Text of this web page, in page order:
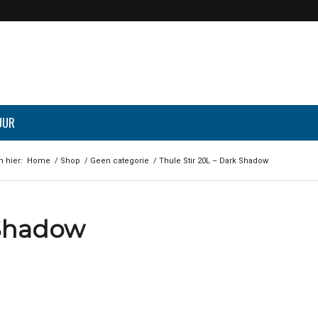
hier: Home / Shop / Geen categorie / Thule Stir 20L – Dark Shadow